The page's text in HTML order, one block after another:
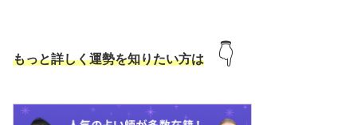
もっと詳しく運勢を知りたい方は 👇